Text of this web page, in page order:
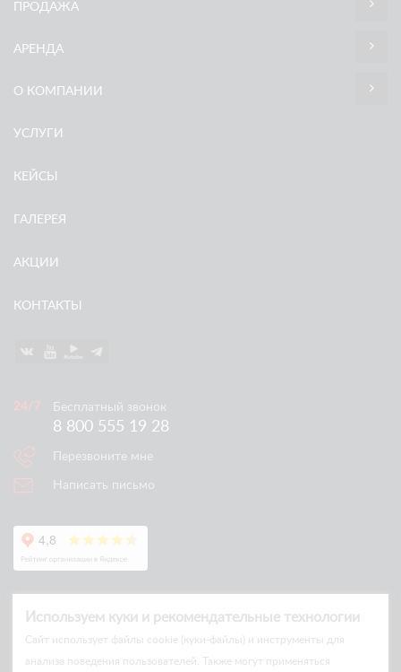
ПРОДАЖА
АРЕНДА
О КОМПАНИИ
УСЛУГИ
КЕЙСЫ
ГАЛЕРЕЯ
АКЦИИ
КОНТАКТЫ
Бесплатный звонок
8 800 555 19 28
Перезвоните мне
Написать письмо
Используем куки и рекомендательные технологии
Cайт использует файлы cookie (куки-файлы) и инструменты для
анализа поведения пользователей. Также могут применяться